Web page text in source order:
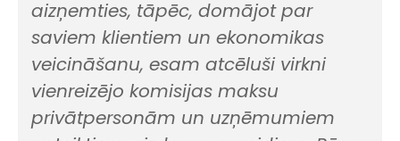
aizņemties, tāpēc, domājot par
saviem klientiem un ekonomikas
veicināšanu, esam atcēluši virkni
vienreizējo komisijas maksu
privātpersonām un uzņēmumiem